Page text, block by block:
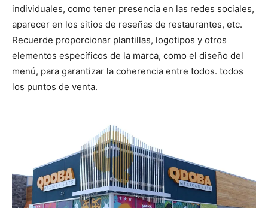
individuales, como tener presencia en las redes sociales,
aparecer en los sitios de reseñas de restaurantes, etc.
Recuerde proporcionar plantillas, logotipos y otros
elementos específicos de la marca, como el diseño del
menú, para garantizar la coherencia entre todos. todos
los puntos de venta.